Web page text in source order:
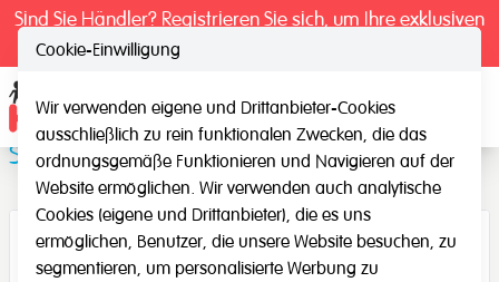
Sind Sie Händler? Registrieren Sie sich, um Ihre exklusiven
Sicherheitsstange
Cookie-Einwilligung
Wir verwenden eigene und Drittanbieter-Cookies
ausschließlich zu rein funktionalen Zwecken, die das
ordnungsgemäße Funktionieren und Navigieren auf der
Website ermöglichen. Wir verwenden auch analytische
Cookies (eigene und Drittanbieter), die es uns
ermöglichen, Benutzer, die unsere Website besuchen, zu
segmentieren, um personalisierte Werbung zu